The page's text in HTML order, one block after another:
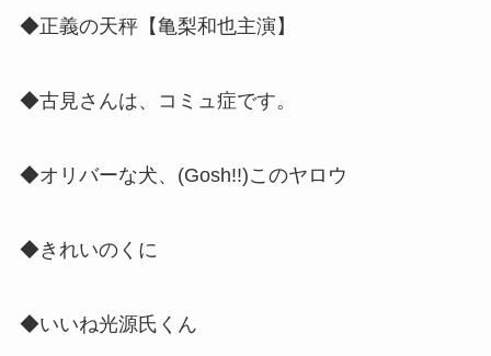
◆正義の天秤【亀梨和也主演】
◆古見さんは、コミュ症です。
◆オリバーな犬、(Gosh!!)このヤロウ
◆きれいのくに
◆いいね光源氏くん